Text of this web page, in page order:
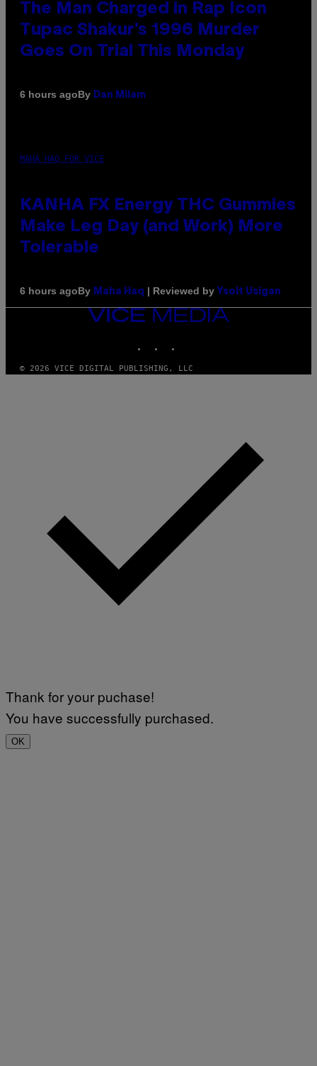
The Man Charged in Rap Icon
Tupac Shakur’s 1996 Murder
Goes On Trial This Monday
6 hours agoBy Dan Milam
MAHA HAQ FOR VICE
KANHA FX Energy THC Gummies
Make Leg Day (and Work) More
Tolerable
6 hours agoBy Maha Haq | Reviewed by Ysolt Usigan
VICE
MEDIA
© 2026 VICE DIGITAL PUBLISHING, LLC
Thank for your puchase!
You have successfully purchased.
OK